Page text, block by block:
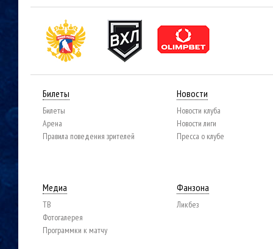
Билеты
Билеты
Арена
Правила поведения зрителей
Новости
Новости клуба
Новости лиги
Пресса о клубе
Медиа
ТВ
Фотогалерея
Программки к матчу
Фанзона
Ликбез